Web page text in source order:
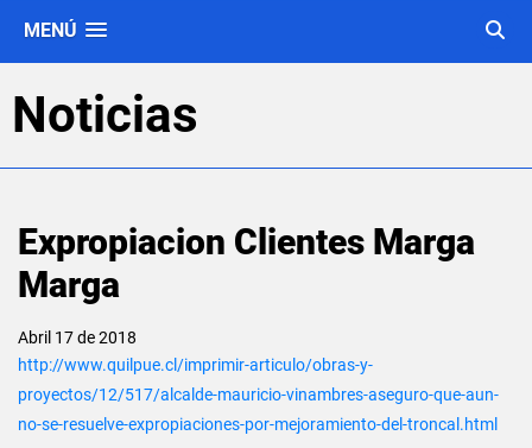
MENÚ
Noticias
Expropiacion Clientes Marga
Marga
Abril 17 de 2018
http://www.quilpue.cl/imprimir-articulo/obras-y-
proyectos/12/517/alcalde-mauricio-vinambres-aseguro-que-aun-
no-se-resuelve-expropiaciones-por-mejoramiento-del-troncal.html